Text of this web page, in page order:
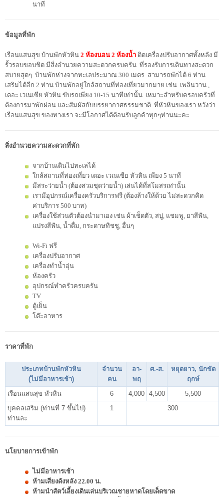
นาที
ข้อมูลที่พัก
เรือนแสนสุข บ้านพักหัวหิน 2 ห้องนอน 2 ห้องน้ำ ติดเครื่องปรับอากาศทั้งหลัง มี
รั้วรอบขอบชิด มีสิ่งอำนวยความสะดวกครบครัน ที่รองรับการเดินทางสะดวก
สบายสุดๆ บ้านพักห่างจากทะเลประมาณ 300 เมตร สามารถพักได้ 6 ท่าน
เสริมได้อีก 2 ท่าน บ้านพักอยู่ใกล้สถานที่ท่องเที่ยวมากมาย เช่น เพลินวาน ,
เดอะ เวเนเซีย หัวหิน ขับรถเพียง 10-15 นาทีเท่านั้น เหมาะสำหรับครอบครัวที่
ต้องการมาพักผ่อน และสัมผัสกับบรรยากาศธรรมชาติ ที่หัวหินของเรา หวังว่า
เรือนแสนสุข ของทางเรา จะมีโอกาศได้ต้อนรับลูกค้าทุกๆท่านนะคะ
สิ่งอำนวยความสะดวกที่พัก
จากบ้านเดินไปทะเลได้
ใกล้สถานที่ท่องเที่ยว เดอะ เวเนเซีย หัวหิน เพียง 5 นาที
มีสระว่ายน้ำ (ต้องสวมชุดว่ายน้ำ) เล่นได้ที่สโมสรเท่านั้น
เรามีอุปกรณ์เครื่องครัวบริการฟรี (ต้องล้างให้ด้วย ไม่สะดวกคิด
ค่าบริการ 500 บาท)
เครื่องใช้ส่วนตัวต้องนำมาเอง เช่น ผ้าเช็ดตัว, สบู่, แชมพู, ยาสีฟัน,
แปรงสีฟัน, น้ำดื่ม, กระดาษทิชชู, อื่นๆ
Wi-Fi ฟรี
เครื่องปรับอากาศ
เครื่องทำน้ำอุ่น
ห้องครัว
อุปกรณ์ทำครัวครบครัน
TV
ตู้เย็น
โต๊ะอาหาร
ราคาที่พัก
ประเภทบ้านพักหัวหิน
(ไม่มีอาหารเช้า)
จำนวน
คน
อา-
พฤ
ศ.-ส.
หยุดยาว, นักขัต
ฤกษ์
เรือนแสนสุข หัวหิน
6 4,000 4,500
5,500
บุคคลเสริม (ท่านที่ 7 ขึ้นไป)
ท่านละ
1 300
นโยบายการเข้าพัก
ไม่มีอาหารเช้า
ห้ามเสียงดังหลัง 22.00 น.
ห้ามนำสัตว์เลี้ยงเดินเล่นบริเวณชายหาดโดยเด็ดขาด